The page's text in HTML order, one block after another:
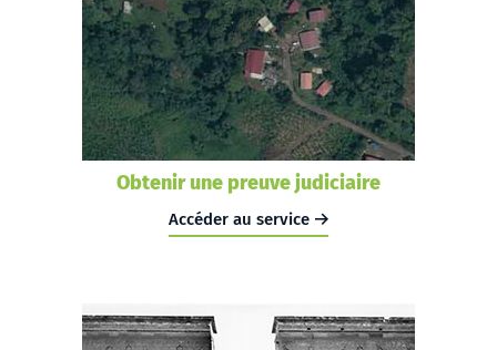
Obtenir une preuve judiciaire
Accéder au service